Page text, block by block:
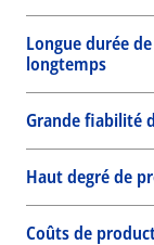
Longue durée
longtemps
Grande fiabilité
Haut degré de
Coûts de